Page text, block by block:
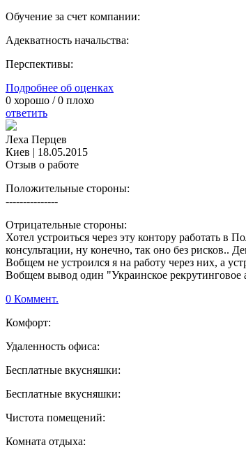
Обучение за счет компании:
Адекватность начальства:
Перспективы:
Подробнее об оценках
0 хорошо /0 плохо
ответить
Леха Перцев
Киев | 18.05.2015
Отзыв о работе
Положительные стороны:
---------------
Отрицательные стороны:
Хотел устроиться через эту контору работать
консультации, ну конечно, так оно без рисков..
Вобщем не устроился я на работу через них, а
Вобщем вывод один "Украинское рекрутинговое
0 Коммент.
Комфорт:
Удаленность офиса:
Бесплатные вкусняшки:
Бесплатные вкусняшки:
Чистота помещений:
Комната отдыха: